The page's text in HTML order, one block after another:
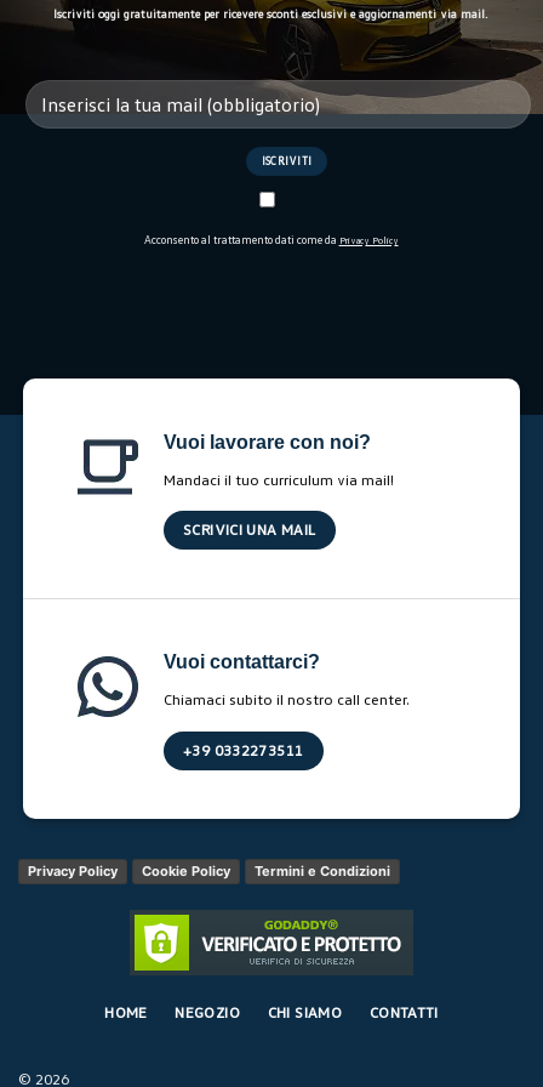
Iscriviti oggi gratuitamente per ricevere sconti esclusivi e aggiornamenti via mail.
Acconsento al trattamento dati come da Privacy Policy
Vuoi lavorare con noi?
Mandaci il tuo curriculum via mail!
SCRIVICI UNA MAIL
Vuoi contattarci?
Chiamaci subito il nostro call center.
+39 0332273511
Privacy Policy Cookie Policy Termini e Condizioni
© 2026
HOME NEGOZIO CHI SIAMO CONTATTI